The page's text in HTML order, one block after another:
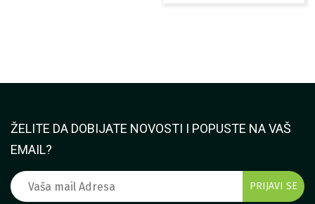
ŽELITE DA DOBIJATE NOVOSTI I POPUSTE NA VAŠ
EMAIL?